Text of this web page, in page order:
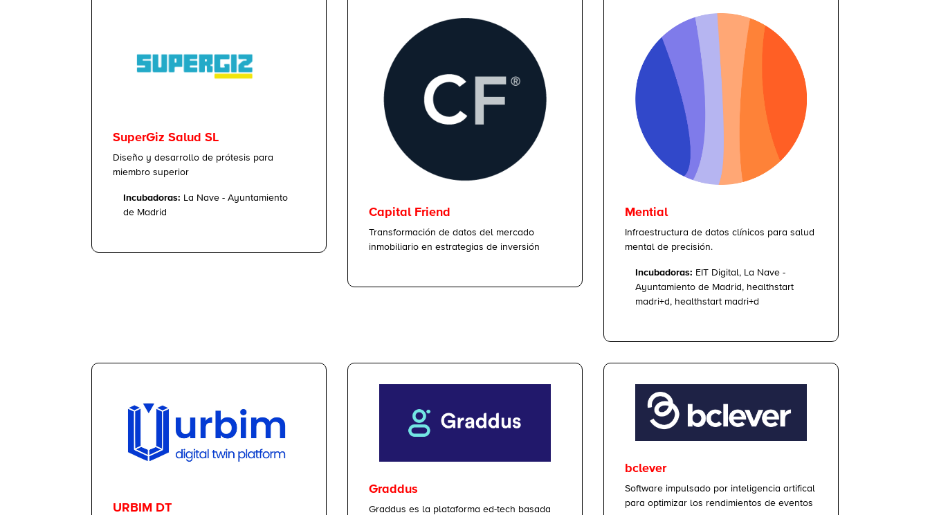
SuperGiz Salud SL
Diseño y desarrollo de prótesis para
miembro superior
Incubadoras: La Nave - Ayuntamiento
de Madrid
Capital Friend
Transformación de datos del mercado
inmobiliario en estrategias de inversión
Mential
Infraestructura de datos clínicos para salud
mental de precisión.
Incubadoras: EIT Digital, La Nave -
Ayuntamiento de Madrid, healthstart
madri+d, healthstart madri+d
URBIM DT
Graddus
Graddus es la plataforma ed-tech basada
bclever
Software impulsado por inteligencia artifical
para optimizar los rendimientos de eventos